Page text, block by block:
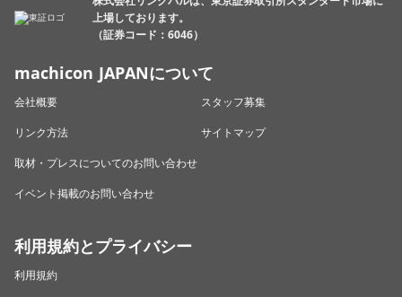
上場しております。
（証券コード：6046）
machicon JAPANについて
会社概要
スタッフ募集
リンク方法
サイトマップ
取材・プレスについてのお問い合わせ
イベント掲載のお問い合わせ
利用規約とプライバシー
利用規約